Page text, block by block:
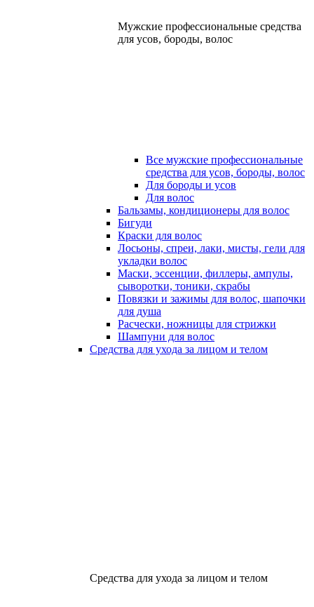
Мужские профессиональные средства
для усов, бороды, волос
Все мужские профессиональные
средства для усов, бороды, волос
Для бороды и усов
Для волос
Бальзамы, кондиционеры для волос
Бигуди
Краски для волос
Лосьоны, спреи, лаки, мисты, гели для
укладки волос
Маски, эссенции, филлеры, ампулы,
сыворотки, тоники, скрабы
Повязки и зажимы для волос, шапочки
для душа
Расчески, ножницы для стрижки
Шампуни для волос
Средства для ухода за лицом и телом
Средства для ухода за лицом и телом